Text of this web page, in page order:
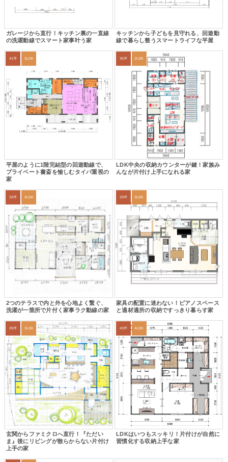
ガレージから直行！キッチン裏の一直線
の洗濯動線でスマート家事叶う家
キッチンから子どもを見守れる、回遊動
線で暮らし整うスマートライフな平屋
41坪 3LDK
平屋のように1階完結型の回遊動線で、
プライベート書斎を愉しむタイパ重視の
家
35坪 2LDK
LDK中央の収納カウンターが鍵！家族み
んなが片付け上手になれる家
33坪 4LDK
2つのテラスで内と外を心地よく繋ぐ、
洗濯が一箇所で片付く家事ラク動線の家
29坪 3LDK
家具の配置に迷わない！ピアノスペース
と適材適所の収納ですっきり暮らす家
39坪 3LDK
玄関からファミクロへ直行！『ただい
ま』後にリビングが散らからない片付け
上手の家
43坪 4LDK
LDKはいつもスッキリ！片付けが自然に
習慣化する収納上手な家